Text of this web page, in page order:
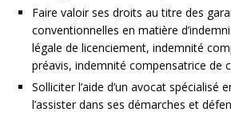
Faire valoir ses droits au titre des
conventionnelles en matière
légale de licenciement, indemnité
préavis, indemnité compensatrice de
Solliciter l’aide d’un avocat spécialisé
l’assister dans ses démarches et